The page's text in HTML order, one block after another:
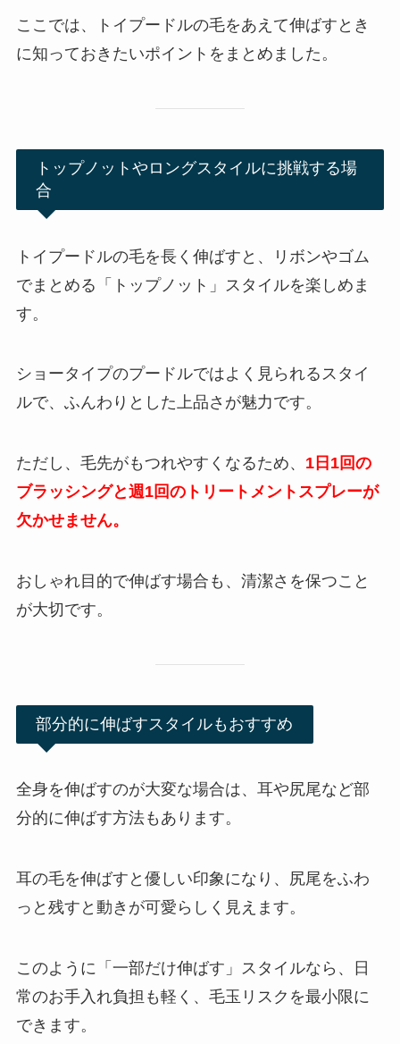
ここでは、トイプードルの毛をあえて伸ばすとき
に知っておきたいポイントをまとめました。
トップノットやロングスタイルに挑戦する場
合
トイプードルの毛を長く伸ばすと、リボンやゴム
でまとめる「トップノット」スタイルを楽しめま
す。
ショータイプのプードルではよく見られるスタイ
ルで、ふんわりとした上品さが魅力です。
ただし、毛先がもつれやすくなるため、 1日1回の
ブラッシングと週1回のトリートメントスプレーが
欠かせません。
おしゃれ目的で伸ばす場合も、清潔さを保つこと
が大切です。
部分的に伸ばすスタイルもおすすめ
全身を伸ばすのが大変な場合は、耳や尻尾など部
分的に伸ばす方法もあります。
耳の毛を伸ばすと優しい印象になり、尻尾をふわ
っと残すと動きが可愛らしく見えます。
このように「一部だけ伸ばす」スタイルなら、日
常のお手入れ負担も軽く、毛玉リスクを最小限に
できます。